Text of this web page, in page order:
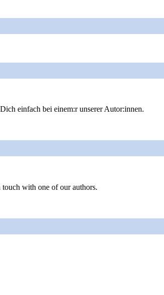
einfach bei einem:r unserer Autor:innen.
with one of our authors.